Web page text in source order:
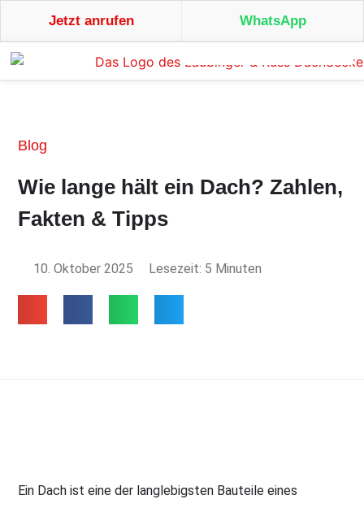
Jetzt anrufen WhatsApp
Blog
Wie lange hält ein Dach? Zahlen,
Fakten & Tipps
10. Oktober 2025 Lesezeit: 5 Minuten
Ein Dach ist eine der langlebigsten Bauteile eines